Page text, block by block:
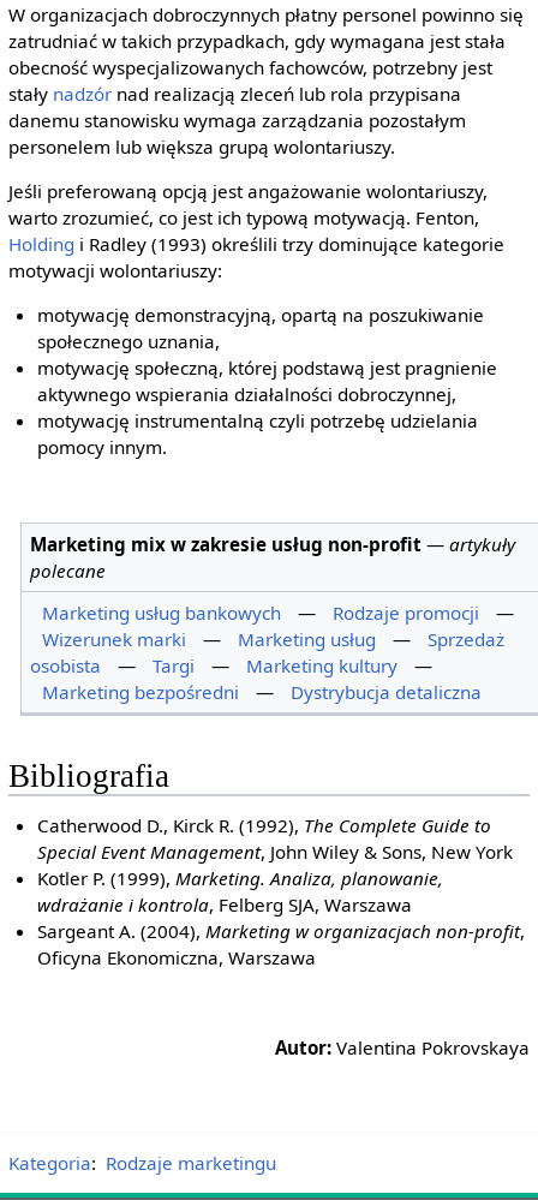
W organizacjach dobroczynnych płatny personel powinno się
zatrudniać w takich przypadkach, gdy wymagana jest stała
obecność wyspecjalizowanych fachowców, potrzebny jest
stały nadzórnad realizacją zleceń lub rola przypisana
danemu stanowisku wymaga zarządzania pozostałym
personelem lub większa grupą wolontariuszy.
Jeśli preferowaną opcją jest angażowanie wolontariuszy,
warto zrozumieć, co jest ich typową motywacją. Fenton,
Holding i Radley (1993) określili trzy dominujące kategorie
motywacji wolontariuszy:
motywację demonstracyjną, opartą na poszukiwanie
społecznego uznania,
motywację społeczną, której podstawą jest pragnienie
aktywnego wspierania działalności dobroczynnej,
motywację instrumentalną czyli potrzebę udzielania
pomocy innym.
Marketing mix w zakresie usług non-profit —artykuły
polecane
Marketing usług bankowych
— Rodzaje promocji
—
Wizerunek marki
— Marketing usług —
Sprzedaż
osobista
— Targi — Marketing kultury
—
Marketing bezpośredni
— Dystrybucja detaliczna
Bibliografia
Catherwood D., Kirck R. (1992), The Complete Guide to
Special Event Management, John Wiley & Sons, New York
Kotler P. (1999),Marketing. Analiza, planowanie,
wdrażanie i kontrola, Felberg SJA, Warszawa
Sargeant A. (2004),Marketing w organizacjach non-profit,
Oficyna Ekonomiczna, Warszawa
Autor: Valentina Pokrovskaya
Kategoria: Rodzaje marketingu